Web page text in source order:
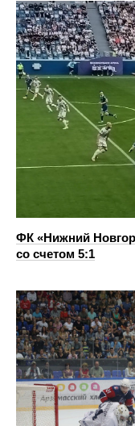
ФК «Нижний
со счетом 5:1